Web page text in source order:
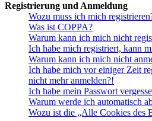
Registrierung und Anmeldung
Wozu muss ich mich
Was ist COPPA?
Warum kann ich mich nicht
Ich habe mich registriert, kann
Warum kann ich mich nicht
Ich habe mich vor einiger Zeit
nicht mehr anmelden?!
Ich habe mein Passwort
Warum werde ich automatisch
Wozu ist die „Alle Cookies des